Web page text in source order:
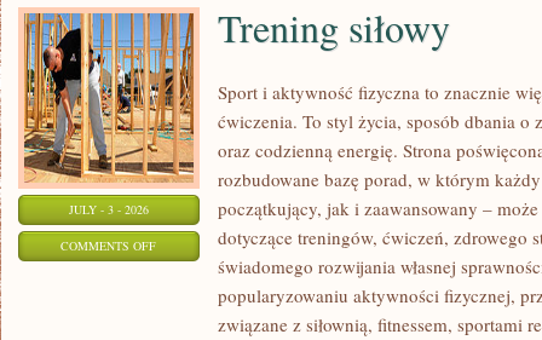
JULY - 3 - 2026
COMMENTS OFFON
Trening siłowy
Sport i aktywność fizyczna to znacznie
ćwiczenia. To styl życia, sposób dbania o
oraz codzienną energię. Strona
rozbudowane bazę porad, w którym
początkujący, jak i zaawansowany –
dotyczące treningów, ćwiczeń, zdrowego
świadomego rozwijania własnej
popularyzowaniu aktywności fizycznej,
związane z siłownią, fitnessem, sportami